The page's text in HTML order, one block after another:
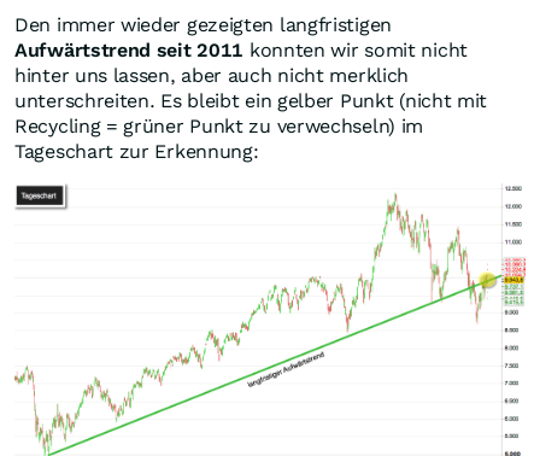
Den immer wieder gezeigten langfristigen
Aufwärtstrend seit 2011 konnten wir somit nicht
hinter uns lassen, aber auch nicht merklich
unterschreiten. Es bleibt ein gelber Punkt (nicht mit
Recycling = grüner Punkt zu verwechseln) im
Tageschart zur Erkennung: